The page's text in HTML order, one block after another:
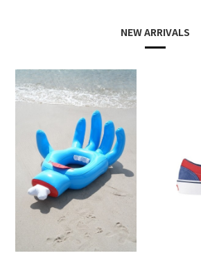
NEW ARRIVALS